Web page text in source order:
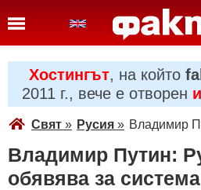
Хостингът, на който
2011 г., вече е отворен
Свят » Русия » Владимир
Владимир Путин:
обявява за